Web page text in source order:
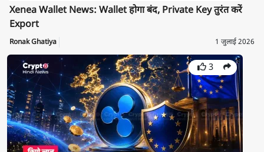
Xenea Wallet News: Wallet होगा बंद, Private Key तुरंत करें
Export
Ronak Ghatiya 1 जुलाई 2026
3